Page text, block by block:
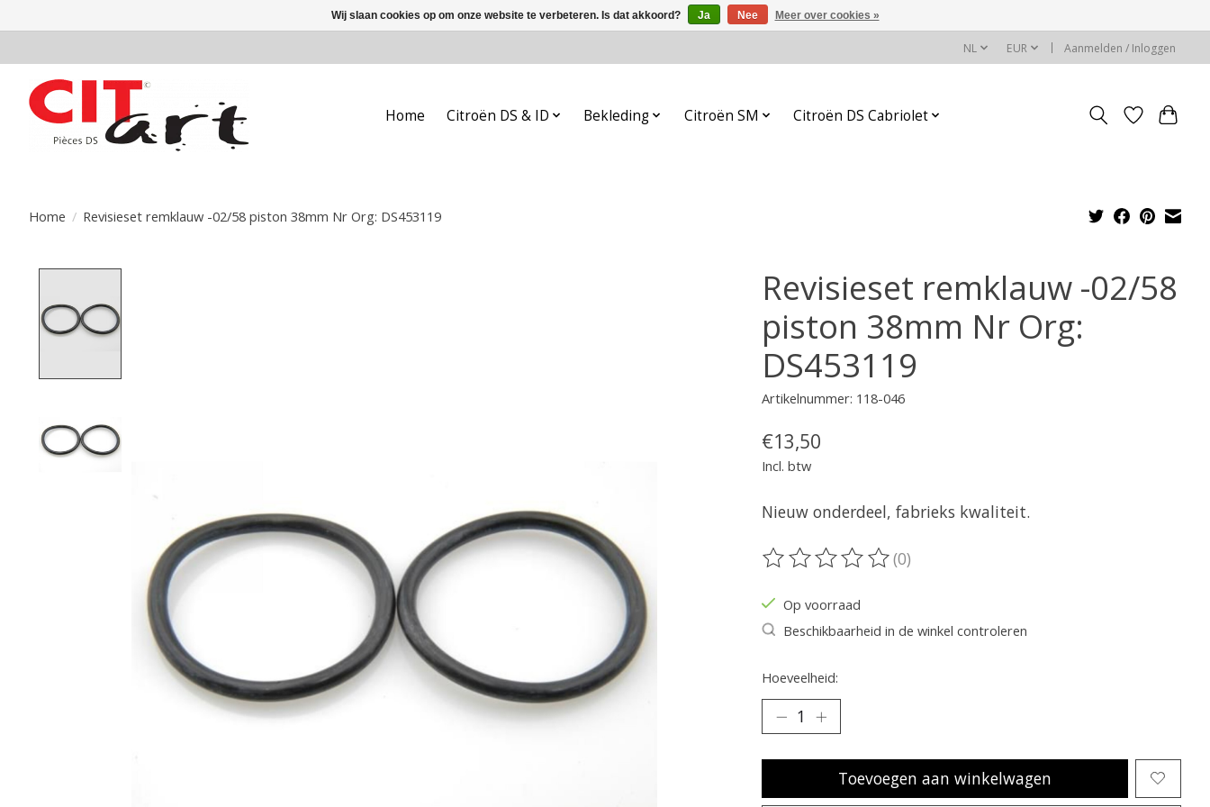
NL EUR Aanmelden / Inloggen
Home Citroën DS & ID Bekleding Citroën SM Citroën DS Cabriolet
Home / Revisieset remklauw -02/58 piston 38mm Nr Org: DS453119
Revisieset remklauw -02/58
piston 38mm Nr Org:
DS453119
Artikelnummer: 118-046
€13,50
Incl. btw
Nieuw onderdeel, fabrieks kwaliteit.
De beoordeling van dit product is
(0)
Op voorraad
Beschikbaarheid in de winkel controleren
Hoeveelheid:
Toevoegen aan winkelwagen
Wij slaan cookies op om onze website te verbeteren. Is dat akkoord? Ja Nee Meer over cookies »